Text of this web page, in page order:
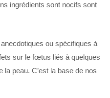
ingrédients sont nocifs sont
ou spécifiques à
sur le fœtus liés à quelques
peau. C’est la base de nos